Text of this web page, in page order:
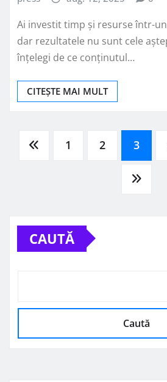
Ai investit timp și resurse într-
dar rezultatele nu sunt cele
înțelegi de ce conținutul…
CITEȘTE MAI MULT
Paginație
1 2 3
CAUTĂ
Caută